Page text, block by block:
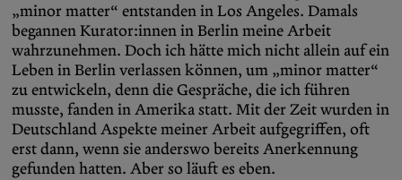
„minor matter“ entstanden in Los Angeles. Damals
begannen Kurator:innen in Berlin meine Arbeit
wahrzunehmen. Doch ich hätte mich nicht allein auf ein
Leben in Berlin verlassen können, um „minor matter“
zu entwickeln, denn die Gespräche, die ich führen
musste, fanden in Amerika statt. Mit der Zeit wurden in
Deutschland Aspekte meiner Arbeit aufgegriffen, oft
erst dann, wenn sie anderswo bereits Anerkennung
gefunden hatten. Aber so läuft es eben.